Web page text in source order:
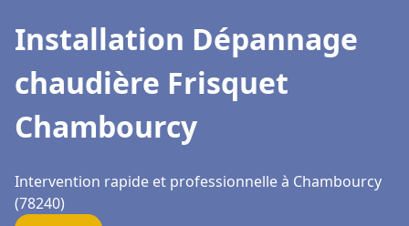
Installation Dépannage
chaudière Frisquet
Chambourcy
Intervention rapide et professionnelle à Chambourcy
(78240)